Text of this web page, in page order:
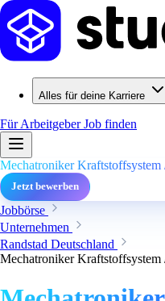
Alles für deine Karriere
Für ArbeitgeberJob finden
Mechatroniker
Jetzt bewerben
Jobbörse
Unternehmen
Randstad Deutschland
Mechatroniker